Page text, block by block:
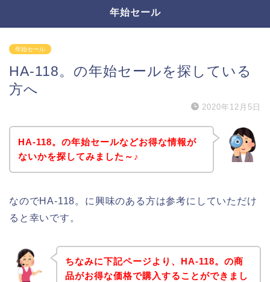
年始セール
年始セール
HA-118。の年始セールを探している
方へ
2020年12月5日
HA-118。の年始セールなどお得な情報が
ないかを探してみました～♪
なのでHA-118。に興味のある方は参考にしていただけ
ると幸いです。
ちなみに下記ページより、HA-118。の商
品がお得な価格で購入することができまし